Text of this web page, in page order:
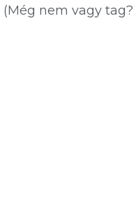
(Még nem vagy tag?